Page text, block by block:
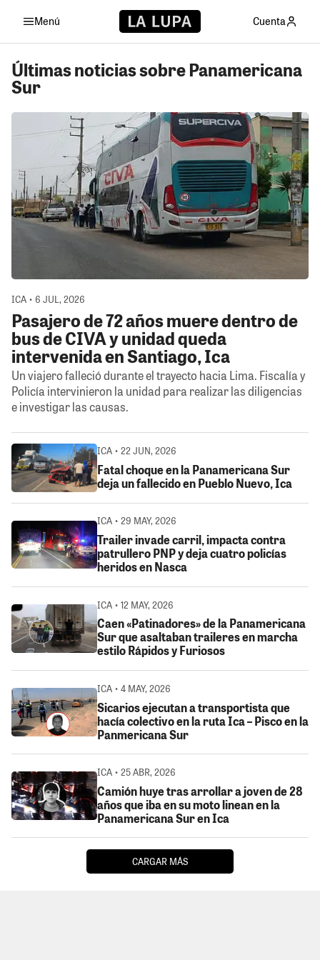
Menú Cuenta
Últimas noticias sobre Panamericana
Sur
ICA • 6 JUL, 2026
Pasajero de 72 años muere dentro de
bus de CIVA y unidad queda
intervenida en Santiago, Ica
Un viajero falleció durante el trayecto hacia Lima. Fiscalía y
Policía intervinieron la unidad para realizar las diligencias
e investigar las causas.
ICA • 22 JUN, 2026
Fatal choque en la Panamericana Sur
deja un fallecido en Pueblo Nuevo, Ica
ICA • 29 MAY, 2026
Trailer invade carril, impacta contra
patrullero PNP y deja cuatro policías
heridos en Nasca
ICA • 12 MAY, 2026
Caen «Patinadores» de la Panamericana
Sur que asaltaban traileres en marcha
estilo Rápidos y Furiosos
ICA • 4 MAY, 2026
Sicarios ejecutan a transportista que
hacía colectivo en la ruta Ica – Pisco en la
Panmericana Sur
ICA • 25 ABR, 2026
Camión huye tras arrollar a joven de 28
años que iba en su moto linean en la
Panamericana Sur en Ica
CARGAR MÁS